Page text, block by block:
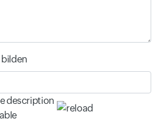
bilden